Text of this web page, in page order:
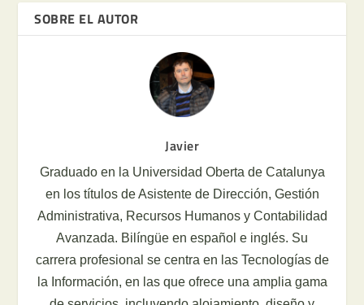
SOBRE EL AUTOR
Javier
Graduado en la Universidad Oberta de Catalunya
en los títulos de Asistente de Dirección, Gestión
Administrativa, Recursos Humanos y Contabilidad
Avanzada. Bilíngüe en español e inglés. Su
carrera profesional se centra en las Tecnologías de
la Información, en las que ofrece una amplia gama